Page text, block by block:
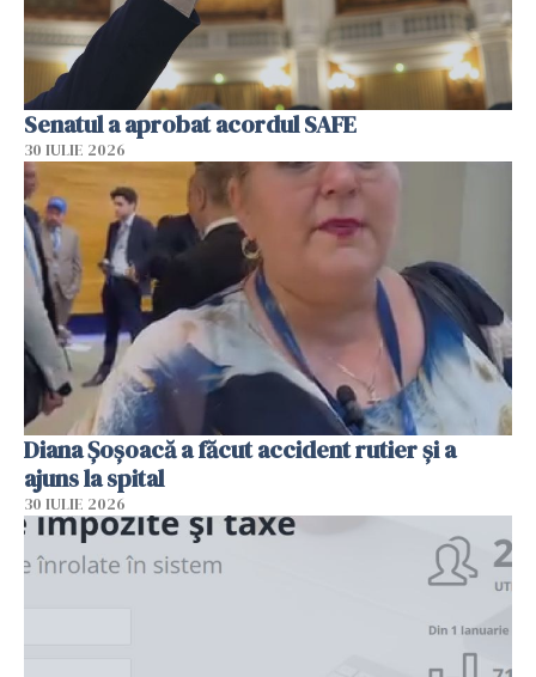
Senatul a aprobat acordul SAFE
30 IULIE 2026
Diana Șoșoacă a făcut accident rutier și a
ajuns la spital
30 IULIE 2026